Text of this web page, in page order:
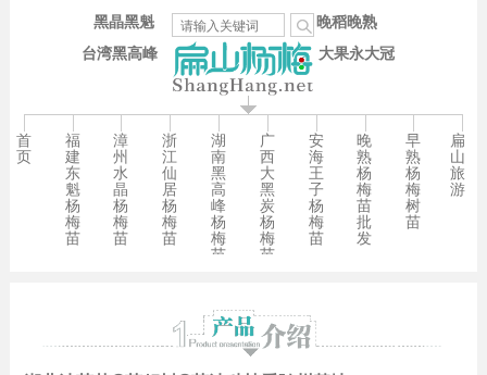
台湾黑高峰
晚稻晚熟
大果永大冠
黑晶黑魁
首
页
福
建
东
魁
杨
梅
苗
漳
州
水
晶
杨
梅
苗
浙
江
仙
居
杨
梅
苗
湖
南
黑
高
峰
杨
梅
苗
广
西
大
黑
炭
杨
梅
苗
安
海
王
子
杨
梅
苗
晚
熟
杨
梅
苗
批
发
早
熟
杨
梅
树
苗
扁
山
旅
游